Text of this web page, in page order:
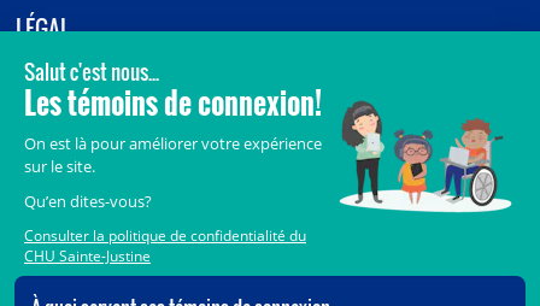
LÉGAL
© 2006-2026CHU Sainte-Justine.
Tous droits réservés.
Crédits
Accès aux documents des organismes publics